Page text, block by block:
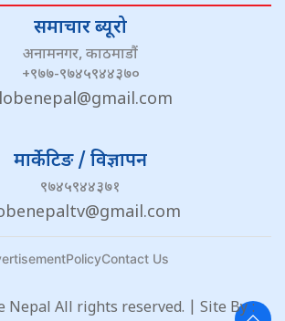
समाचार ब्यूरो
अनामनगर, काठमाडौं
+९७७-९७४५९४४३७०
मार्केटिङ / विज्ञापन
९७४५९४४३७१
PolicyContact Us
Nepal All rights reserved. | Site By :